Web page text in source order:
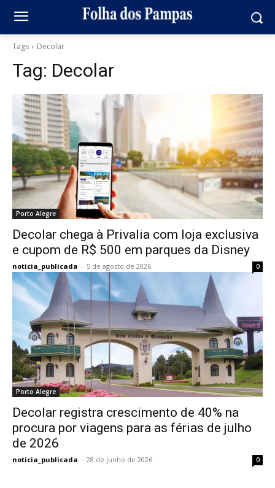
Tags Decolar
Tag: Decolar
Porto Alegre
Decolar chega à Privalia com loja exclusiva
e cupom de R$ 500 em parques da Disney
noticia_publicada - 5 de agosto de 2026 0
Porto Alegre
Decolar registra crescimento de 40% na
procura por viagens para as férias de julho
de 2026
noticia_publicada - 28 de junho de 2026 0